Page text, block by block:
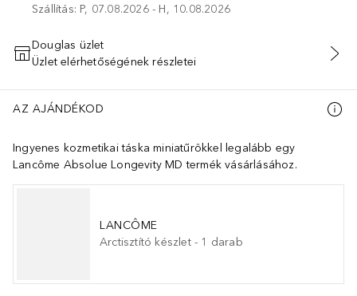
Szállítás: P, 07.08.2026 - H, 10.08.2026
KOSÁRBA HELYEZÉS
Douglas üzlet
Üzlet elérhetőségének részletei
AZ AJÁNDÉKOD
Ingyenes kozmetikai táska miniatűrökkel legalább egy
Lancôme Absolue Longevity MD termék vásárlásához.
LANCÔME
Arctisztító készlet- 1 darab